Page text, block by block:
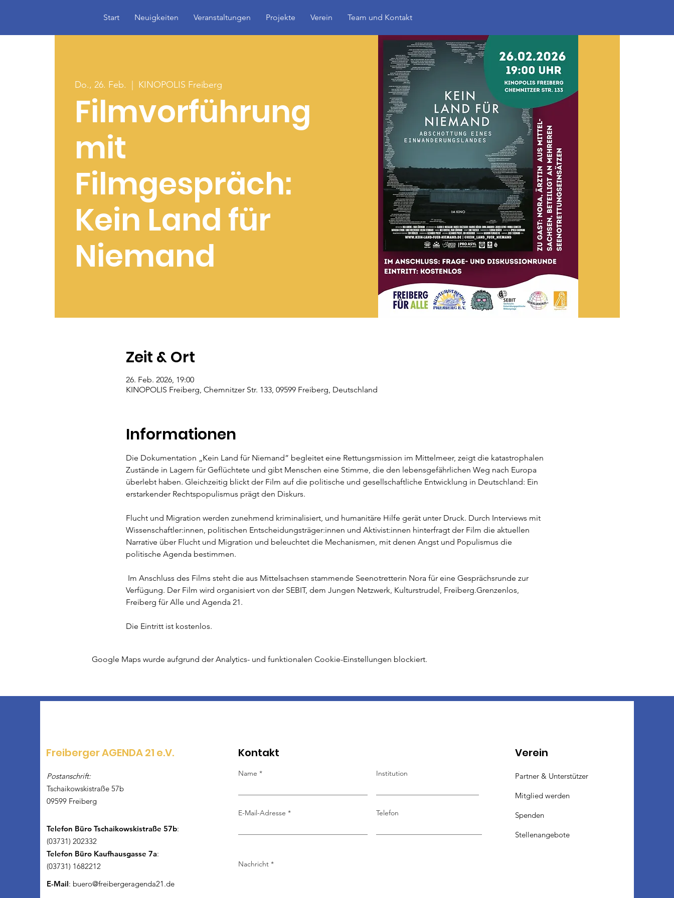
Start Neuigkeiten Veranstaltungen Projekte Verein Team und Kontakt
Do., 26. Feb. KINOPOLIS Freiberg
Filmvorführung
mit
Filmgespräch:
Kein Land für
Niemand
Zeit & Ort
26. Feb. 2026, 19:00
KINOPOLIS Freiberg, Chemnitzer Str. 133, 09599 Freiberg, Deutschland
Informationen
Die Dokumentation „Kein Land für Niemand” begleitet eine Rettungsmission im Mittelmeer, zeigt die katastrophalen
Zustände in Lagern für Geflüchtete und gibt Menschen eine Stimme, die den lebensgefährlichen Weg nach Europa
überlebt haben. Gleichzeitig blickt der Film auf die politische und gesellschaftliche Entwicklung in Deutschland: Ein
erstarkender Rechtspopulismus prägt den Diskurs.
Flucht und Migration werden zunehmend kriminalisiert, und humanitäre Hilfe gerät unter Druck. Durch Interviews mit
Wissenschaftler:innen, politischen Entscheidungsträger:innen und Aktivist:innen hinterfragt der Film die aktuellen
Narrative über Flucht und Migration und beleuchtet die Mechanismen, mit denen Angst und Populismus die
politische Agenda bestimmen.
Verfügung. Der Film wird organisiert von der SEBIT, dem Jungen Netzwerk, Kulturstrudel, Freiberg.Grenzenlos,
Freiberg für Alle und Agenda 21.
Die Eintritt ist kostenlos.
Google Maps wurde aufgrund der Analytics- und funktionalen Cookie-Einstellungen blockiert.
Freiberger AGENDA 21 e.V.
Postanschrift:
Tschaikowskistraße 57b
09599 Freiberg
Telefon Büro Tschaikowskistraße 57b:
(03731) 202332
Telefon Büro Kaufhausgasse 7a:
(03731) 1682212
E-Mail: buero@freibergeragenda21.de
Kontakt
Name Institution
E-Mail-Adresse Telefon
Nachricht
Verein
Partner & Unterstützer
Mitglied werden
Spenden
Stellenangebote